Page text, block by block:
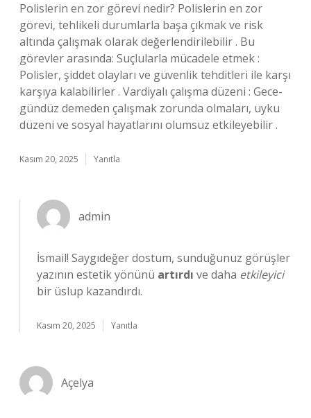
Polislerin en zor görevi nedir? Polislerin en zor
görevi, tehlikeli durumlarla başa çıkmak ve risk
altında çalışmak olarak değerlendirilebilir . Bu
görevler arasında: Suçlularla mücadele etmek :
Polisler, şiddet olayları ve güvenlik tehditleri ile karşı
karşıya kalabilirler . Vardiyalı çalışma düzeni : Gece-
gündüz demeden çalışmak zorunda olmaları, uyku
düzeni ve sosyal hayatlarını olumsuz etkileyebilir .
Kasım 20, 2025 Yanıtla
admin
İsmail! Saygıdeğer dostum, sunduğunuz görüşler
yazının estetik yönünü artırdı ve daha etkileyici
bir üslup kazandırdı.
Kasım 20, 2025 Yanıtla
Açelya